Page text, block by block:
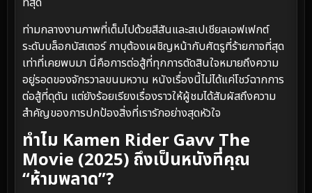
ท่ามกลางงานภาพที่เต็มไปด้วยสีสันและสเปเชียลเอฟเฟกต์
ระดับบล็อกบัสเตอร์ กาบุต้องเผชิญหน้ากับศัตรูที่ร้ายกาจที่สุด
เท่าที่เคยพบมา นี่คือการต่อสู้ที่ทุกการตัดสินใจหมายถึงความ
อยู่รอดของจักรวาลขนมหวาน หนังเรื่องนี้ไม่ได้แค่โชว์ฉากการ
ต่อสู้ที่ดุดัน แต่ยังร้อยเรียงเรื่องราวให้ผู้ชมได้สัมผัสถึงความ
สำคัญของการปกป้องสิ่งที่เรารักอย่างสุดหัวใจ
ทำไม Kamen Rider Gavv The
Movie (2025) ถึงเป็นหนังที่คุณ
“ห้ามพลาด”?